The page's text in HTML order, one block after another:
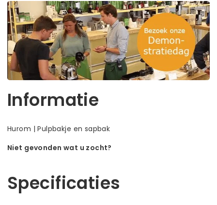
Informatie
Hurom | Pulpbakje en sapbak
Niet gevonden wat u zocht?
Specificaties